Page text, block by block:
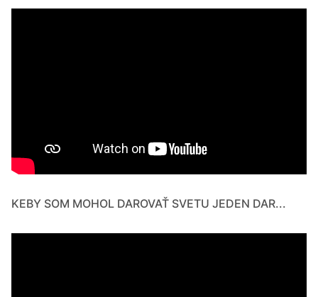
KEBY SOM MOHOL DAROVAŤ SVETU JEDEN DAR...